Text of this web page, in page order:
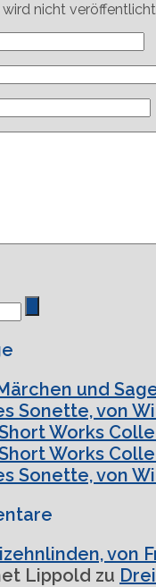
nicht
und
Sonette, von
Works
Works
Sonette, von
von
Lippold zu